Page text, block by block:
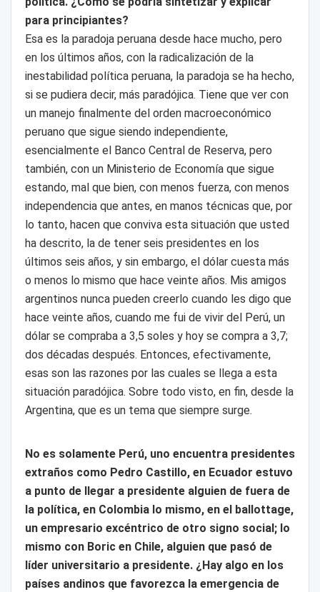
para principiantes?
Esa es la paradoja peruana desde hace mucho, pero
en los últimos años, con la radicalización de la
inestabilidad política peruana, la paradoja se ha hecho,
si se pudiera decir, más paradójica. Tiene que ver con
un manejo finalmente del orden macroeconómico
peruano que sigue siendo independiente,
esencialmente el Banco Central de Reserva, pero
también, con un Ministerio de Economía que sigue
estando, mal que bien, con menos fuerza, con menos
independencia que antes, en manos técnicas que, por
lo tanto, hacen que conviva esta situación que usted
ha descrito, la de tener seis presidentes en los
últimos seis años, y sin embargo, el dólar cuesta más
o menos lo mismo que hace veinte años. Mis amigos
argentinos nunca pueden creerlo cuando les digo que
hace veinte años, cuando me fui de vivir del Perú, un
dólar se compraba a 3,5 soles y hoy se compra a 3,7;
dos décadas después. Entonces, efectivamente,
esas son las razones por las cuales se llega a esta
situación paradójica. Sobre todo visto, en fin, desde la
Argentina, que es un tema que siempre surge.
No es solamente Perú, uno encuentra presidentes
extraños como Pedro Castillo, en Ecuador estuvo
a punto de llegar a presidente alguien de fuera de
la política, en Colombia lo mismo, en el ballottage,
un empresario excéntrico de otro signo social; lo
mismo con Boric en Chile, alguien que pasó de
líder universitario a presidente. ¿Hay algo en los
países andinos que favorezca la emergencia de